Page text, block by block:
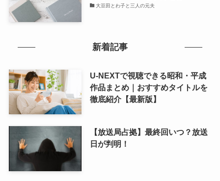
大豆田とわ子と三人の元夫
新着記事
U-NEXTで視聴できる昭和・平成
作品まとめ｜おすすめタイトルを
徹底紹介【最新版】
【放送局占拠】最終回いつ？放送
日が判明！